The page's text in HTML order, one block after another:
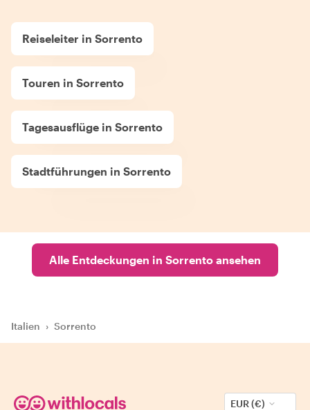
Reiseleiter in Sorrento
Touren in Sorrento
Tagesausflüge in Sorrento
Stadtführungen in Sorrento
Alle Entdeckungen in Sorrento ansehen
Italien › Sorrento
EUR (€)